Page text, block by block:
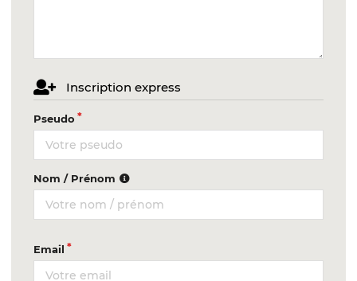
Inscription express
Pseudo
Nom / Prénom
Email